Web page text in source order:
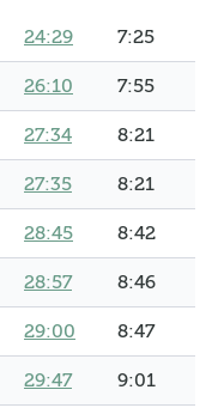
24:29 7:25
26:10 7:55
27:34 8:21
27:35 8:21
28:45 8:42
28:57 8:46
29:00 8:47
29:47 9:01